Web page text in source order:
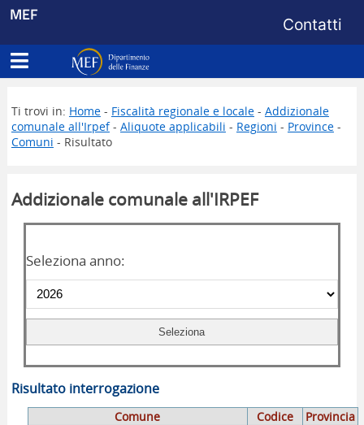
MEF Menu di
Contatti
Apri menu principale
Dipartimento delle Finanze
Ti trovi in: Home- Fiscalità regionale e locale- Addizionale
comunale all'Irpef- Aliquote applicabili - Regioni - Province-
Comuni - Risultato
Addizionale comunale all'IRPEF
Seleziona anno:
Risultato interrogazione
Comune Codice
Provincia